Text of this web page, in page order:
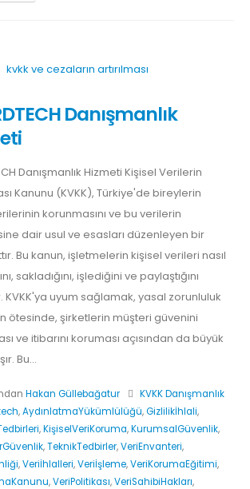
Danışmanlık
Danışmanlık Hizmeti Kişisel Verilerin
Kanunu (KVKK), Türkiye'de bireylerin
korunmasını ve bu verilerin
dair usul ve esasları düzenleyen bir
Bu kanun, işletmelerin kişisel verileri nasıl
sakladığını, işlediğini ve paylaştığını
KVKK'ya uyum sağlamak, yasal zorunluluk
ötesinde, şirketlerin müşteri güvenini
ve itibarını koruması açısından da büyük
Bu...
Hakan Güllebağatur
KVKK Danışmanlık
,AydınlatmaYükümlülüğü,Gizlilikİhlali,
,KişiselVeriKoruma,KurumsalGüvenlik,
,TeknikTedbirler,VeriEnvanteri,
,Veriİhlalleri,Veriİşleme,VeriKorumaEğitimi,
,VeriPolitikası,VeriSahibiHakları,